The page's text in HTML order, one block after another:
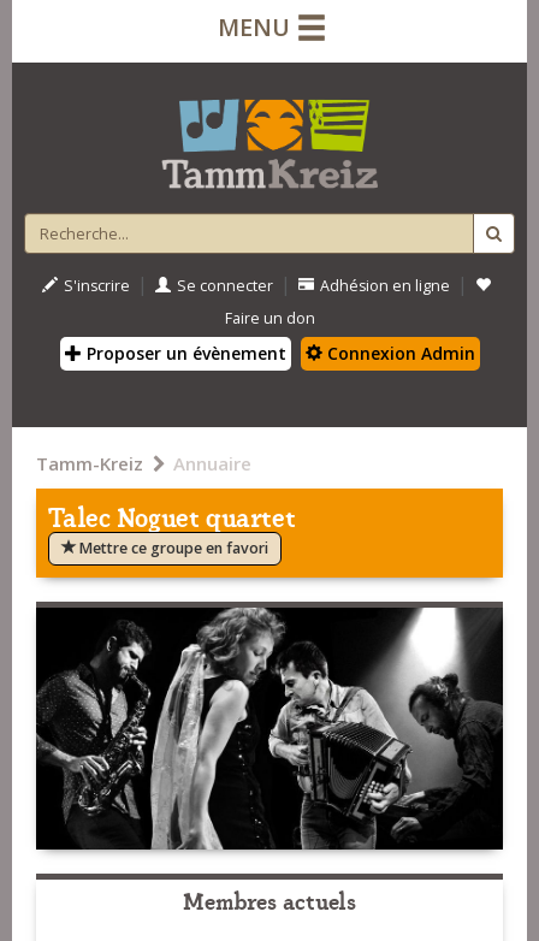
MENU
S'inscrire | Se connecter | Adhésion en ligne |
Faire un don
Proposer un évènement Connexion Admin
Tamm-Kreiz Annuaire
Talec Noguet quartet
Mettre ce groupe en favori
Membres actuels